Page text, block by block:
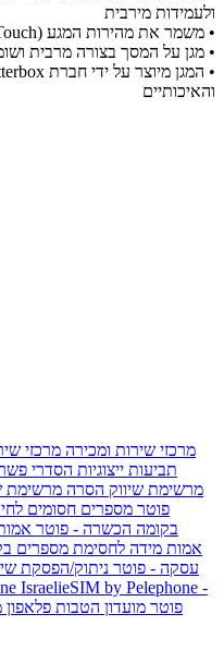
ולעמידות מירבית
• משמר את מהירות המגע (Touch) של המכשיר
• מגן על המסך בצורה מרבית
והאיכותיים
מרכזי שירות ומכירה מרכזי
תביעות ייצוגיות הסדרי
מרשימת שיווק הסרה מרשימת
פוטר מספרים חסומים
בקומה הכשרה - פוטר
אמות מידה לחסימת מספרים
עסקה - פוטר ניתוק/הפסקת
IsraelieSIM by Pelephone -
פוטר מועדון הטבות פלאפון